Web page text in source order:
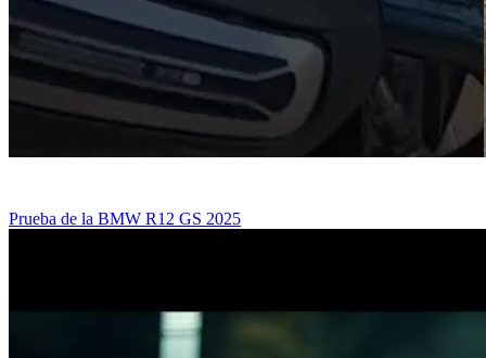
Prueba de la BMW R12 GS 2025